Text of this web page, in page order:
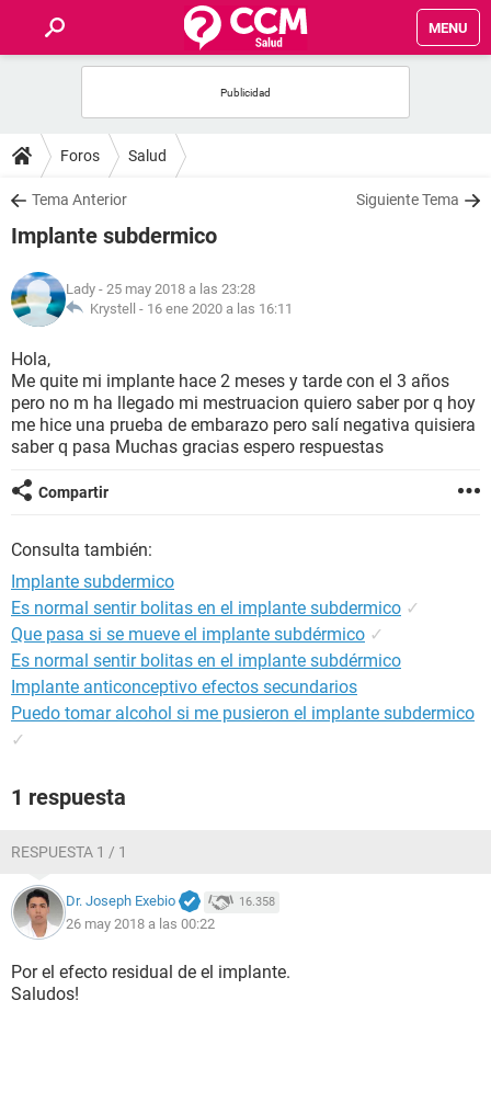
MENU
FOROS
SALUD
FAMILIA
NUTRICIÓN
BIENESTAR
SEXUALIDAD
GLOSARIO
Foros Salud
Tema Anterior Siguiente Tema
Implante subdermico
Lady - 25 may 2018 a las 23:28
Krystell - 16 ene 2020 a las 16:11
Hola,
Me quite mi implante hace 2 meses y tarde con el 3 años
pero no m ha llegado mi mestruacion quiero saber por q hoy
me hice una prueba de embarazo pero salí negativa quisiera
saber q pasa Muchas gracias espero respuestas
Compartir
Consulta también:
Implante subdermico
Es normal sentir bolitas en el implante subdermico ✓
Que pasa si se mueve el implante subdérmico ✓
Es normal sentir bolitas en el implante subdérmico
Implante anticonceptivo efectos secundarios
Puedo tomar alcohol si me pusieron el implante subdermico
✓
1 respuesta
RESPUESTA 1 / 1
Dr. Joseph Exebio 16.358
26 may 2018 a las 00:22
Por el efecto residual de el implante.
Saludos!